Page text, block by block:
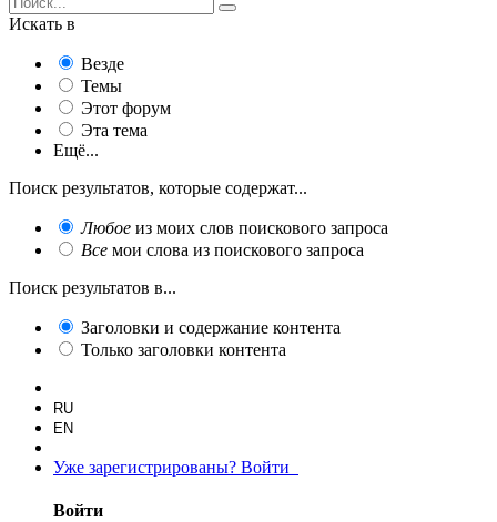
Искать в
Везде
Темы
Этот форум
Эта тема
Ещё...
Поиск результатов, которые содержат...
Любое из моих слов поискового запроса
Все мои слова из поискового запроса
Поиск результатов в...
Заголовки и содержание контента
Только заголовки контента
RU
EN
Уже зарегистрированы? Войти
Войти